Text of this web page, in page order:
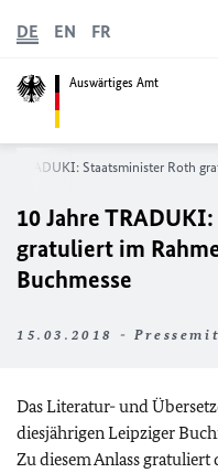
Auswärtiges Amt
DE EN FR
TRADUKI: Staatsminister Roth
10 Jahre
gratuliert im
Buchmesse
15.03.2018 -
Das Literatur- und
diesjährigen Leipziger
Zu diesem Anlass